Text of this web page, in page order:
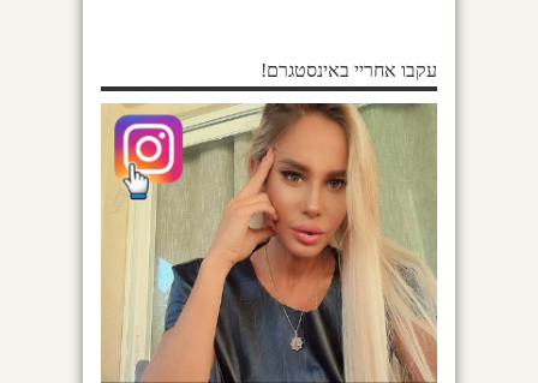
עקבו אחריי באינסטגרם!